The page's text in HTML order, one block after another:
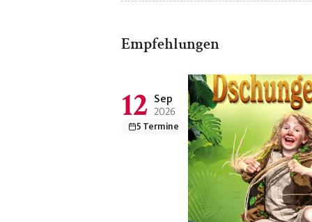
Empfehlungen
12 Sep
2026
5 Termine